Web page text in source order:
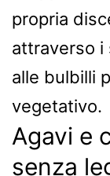
propria
attraverso i
alle bulbilli
vegetativo.
Agavi e
senza